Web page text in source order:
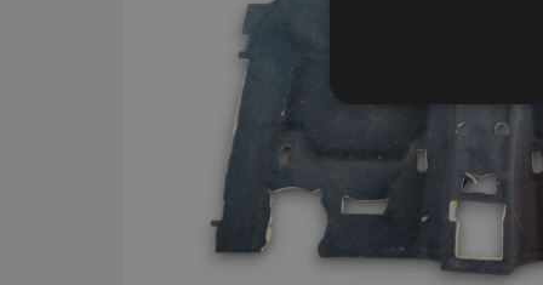
I cookie strettamente
web non può essere
Nome